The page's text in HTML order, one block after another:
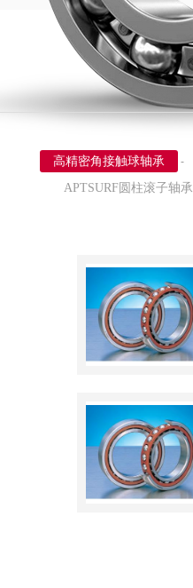
高精密角接触球轴承 -
APTSURF圆柱滚子轴承